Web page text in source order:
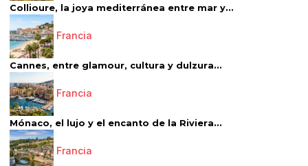
Collioure, la joya mediterránea entre mar y...
Francia
Cannes, entre glamour, cultura y dulzura...
Francia
Mónaco, el lujo y el encanto de la Riviera...
Francia